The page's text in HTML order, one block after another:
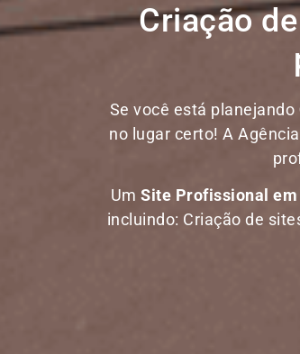
Criação
Se você está planejando
no lugar certo! A
UmSite Profissional em
incluindo: Criação de